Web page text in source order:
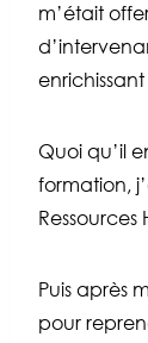
m’était
Quoi qu’il
formation,
Puis après
pour